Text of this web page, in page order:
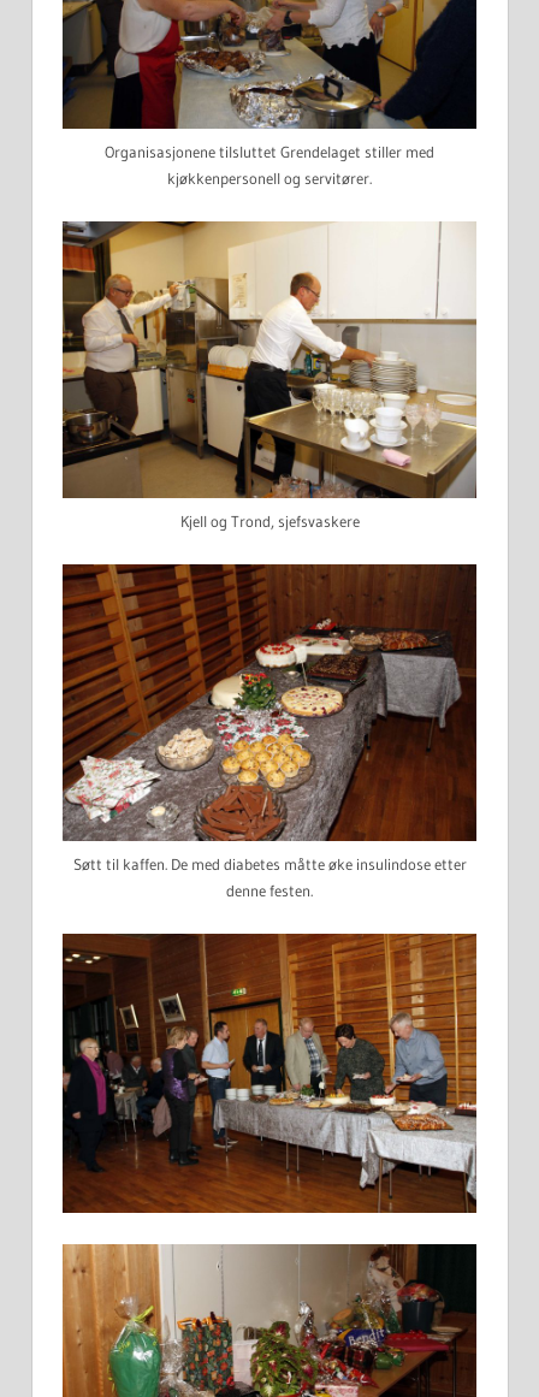
Organisasjonene tilsluttet Grendelaget stiller med
kjøkkenpersonell og servitører.
Kjell og Trond, sjefsvaskere
Søtt til kaffen. De med diabetes måtte øke insulindose etter
denne festen.